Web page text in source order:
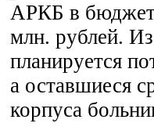
АРКБ в
млн. рублей.
планируется
а оставшиеся
корпуса